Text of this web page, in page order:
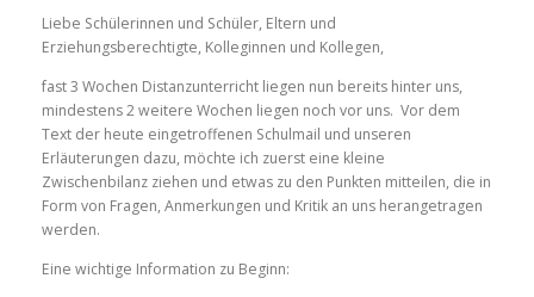
Liebe Schülerinnen und Schüler, Eltern und
Erziehungsberechtigte, Kolleginnen und Kollegen,
fast3 Wochen Distanzunterricht liegen nun bereits hinter uns,
mindestens2 weitere Wochen liegen noch vor uns. Vor dem
Text der heute eingetroffenen Schulmail und unseren
Erläuterungen dazu, möchte ich zuerst eine kleine
Zwischenbilanz ziehen und etwas zu den Punkten mitteilen, die in
Form von Fragen, Anmerkungen und Kritik an uns herangetragen
werden.
Eine wichtige Information zu Beginn: